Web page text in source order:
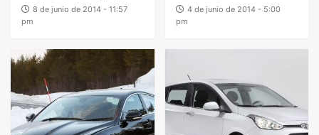
8 de junio de 2014 - 11:57
pm
4 de junio de 2014 - 5:00
pm